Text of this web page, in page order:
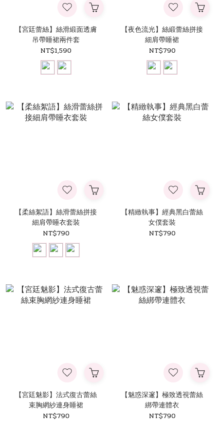
【宮廷蕾絲】絲滑緞面透膚
吊帶睡裙兩件套
NT$1,590
【夜色流光】絲緞蕾絲拼接
細肩帶睡裙
NT$790
【柔絲絮語】絲滑蕾絲拼接
細肩帶睡衣套裝
NT$790
【精緻執事】經典黑白蕾絲
女僕套裝
NT$790
【宮廷魅影】法式復古蕾絲
束胸網紗連身睡裙
NT$790
【魅惑深邃】極致透視蕾絲
綁帶連體衣
NT$790